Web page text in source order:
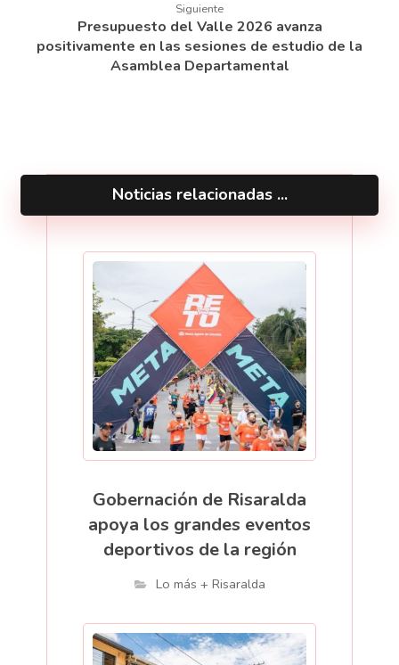
Siguiente
Presupuesto del Valle 2026 avanza
positivamente en las sesiones de estudio de la
Asamblea Departamental
Noticias relacionadas ...
Gobernación de Risaralda
apoya los grandes eventos
deportivos de la región
Lo más + Risaralda